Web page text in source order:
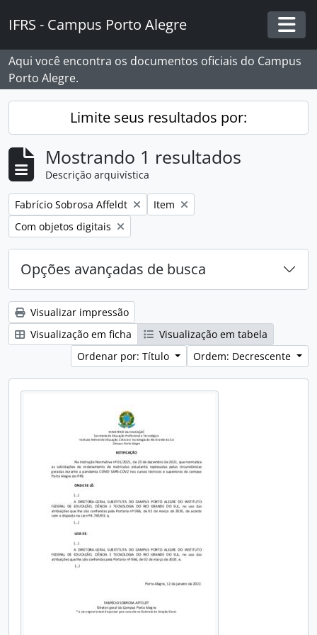
IFRS - Campus Porto Alegre
Aqui você encontra os documentos oficiais do Campus
Porto Alegre.
Limite seus resultados por:
Mostrando 1 resultados
Descrição arquivística
Remover filtro:
Fabrício Sobrosa Affeldt Remover filtro:
Item
Remover filtro:
Com objetos digitais
Opções avançadas de busca
Visualizar impressão
Visualização em ficha
Visualização em tabela
Ordenar por: Título
Ordem: Decrescente